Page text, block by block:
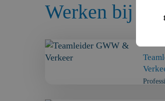
Werken bij